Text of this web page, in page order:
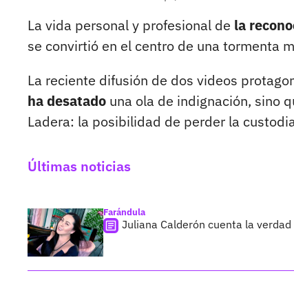
La vida personal y profesional de la
se convirtió en el centro de una tormenta
La reciente difusión de dos videos
ha desatado una ola de indignación, sino
Ladera: la posibilidad de perder la
Últimas noticias
Farándula
Juliana Calderón cuenta la